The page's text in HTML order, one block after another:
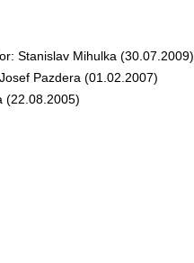
Stanislav Mihulka (30.07.2009)
Pazdera (01.02.2007)